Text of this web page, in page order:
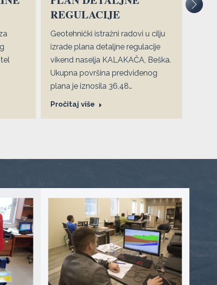
REGULACIJE
Geotehnički istražni radovi u cilju
izrade plana detaljne regulacije
vikend naselja KALAKAČA, Beška.
Ukupna površina predviđenog
plana je iznosila 36,48…
Pročitaj više